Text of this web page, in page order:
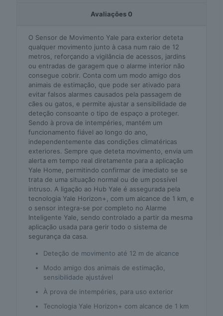
Avaliações 0
O Sensor de Movimento Yale para exterior deteta
qualquer movimento junto à casa num raio de 12
metros, reforçando a vigilância de acessos, jardins
ou entradas de garagem que o alarme interior não
consegue cobrir. Conta com um modo amigo dos
animais de estimação, que pode ser ativado para
evitar falsos alarmes causados pela passagem de
cães ou gatos, e permite ajustar a sensibilidade de
deteção consoante o tipo de espaço a proteger.
Sendo à prova de intempéries, mantém um
funcionamento fiável ao longo do ano,
independentemente das condições climatéricas
exteriores. Sempre que deteta movimento, envia um
alerta em tempo real diretamente para a aplicação
Yale Home, permitindo confirmar de imediato se se
trata de uma situação normal ou de um possível
intruso. A ligação ao Hub Yale é assegurada pela
tecnologia Yale Horizon+, com um alcance de 1 km, e
o sensor integra-se por completo no Alarme
Inteligente Yale, sendo controlado a partir da mesma
aplicação usada para gerir todo o sistema de
segurança da casa.
Deteção de movimento até 12 m de alcance
Modo amigo dos animais de estimação,
sensibilidade ajustável
À prova de intempéries, para uso exterior
Tecnologia Yale Horizon+ com alcance de 1 km